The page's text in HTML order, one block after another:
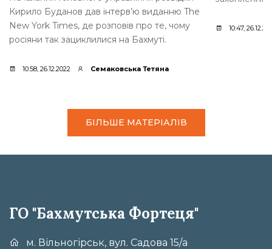
Кирило Буданов дав інтерв’ю виданню The
New York Times, де розповів про те, чому
росіяни так зациклилися на Бахмуті.
10:58, 26.12.2022 Семаковська Тетяна
10:47,
БІЛЬШЕ МАТЕРІАЛІВ
ГО "Бахмутська Фортеця"
м. Вільногірськ, вул. Садова 15/а